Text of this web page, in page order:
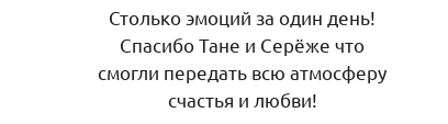
Столько эмоций за один день!
Спасибо Тане и Серёже что
смогли передать всю атмосферу
счастья и любви!